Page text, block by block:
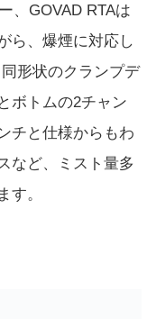
、GOVAD RTAは
ら、爆煙に対応し
形状のクランプデ
ボトムの2チャン
チと仕様からもわ
など、ミスト量多
す。